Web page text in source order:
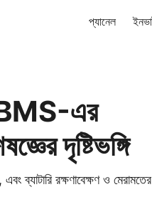
প্যানেল
BMS-এর
দৃষ্টিভঙ্গি
রক্ষণাবেক্ষণ ও